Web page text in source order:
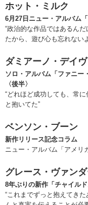
ホット・ミルク
6月27日ニュー・アルバム
“政治的な作品ではあるん
たから、遊び心も忘れない
ダミアーノ・デイ
ソロ・アルバム「ファニー
〈後半〉
“どれほど成功しても、常
と抱いてた”
ベンソン・ブーン
新作リリース記念コラム
ニュー・アルバム「アメリ
グレース・ヴァン
8年ぶりの新作「チャイル
“これまでずっと抱えてき